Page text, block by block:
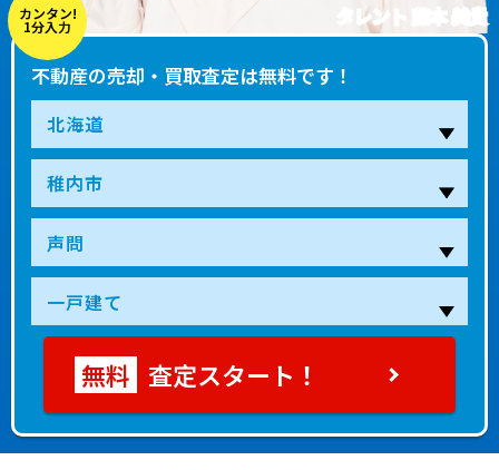
タレント 藤本 美貴
カンタン!
1分入力
不動産の売却・買取査定は無料です！
査定スタート！